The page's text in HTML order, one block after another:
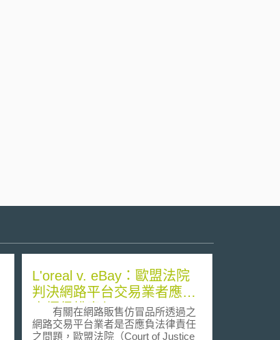
L'oreal v. eBay：歐盟法院
判決網路平台交易業者應負
商標侵權責任
有關在網路販售仿冒品所透過之
網路交易平台業者是否應負法律責任
之問題，歐盟法院（Court of Justice